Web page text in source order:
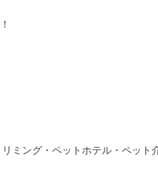
ング・ペットホテル・ペット